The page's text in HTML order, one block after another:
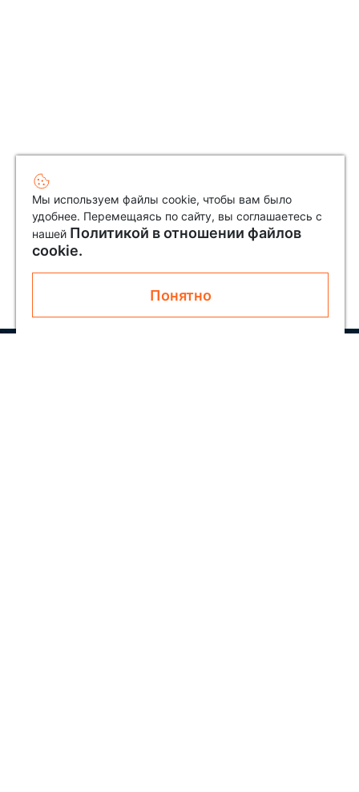
Мы используем файлы cookie, чтобы вам было
удобнее. Перемещаясь по сайту, вы соглашаетесь с
нашей Политикой в отношении файлов
cookie.
Понятно